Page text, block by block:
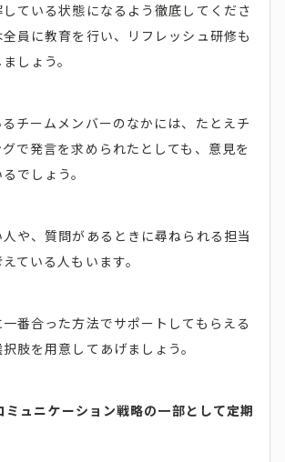
ている状態になるよう徹底してくださ
員に教育を行い、リフレッシュ研修も
しょう。
チームメンバーのなかには、たとえチ
で発言を求められたとしても、意見を
でしょう。
や、質問があるときに尋ねられる担当
ている人もいます。
番合った方法でサポートしてもらえる
肢を用意してあげましょう。
ュニケーション戦略の一部として定期